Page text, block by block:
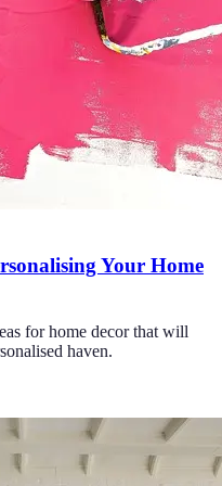
Your Home
for home decor that will
haven.